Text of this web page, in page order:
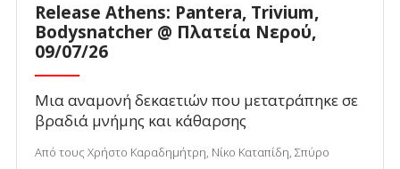
Release Athens: Pantera, Trivium,
Bodysnatcher @ Πλατεία Νερού,
09/07/26
Μια αναμονή δεκαετιών που μετατράπηκε σε
βραδιά μνήμης και κάθαρσης
Από τους Χρήστο Καραδημήτρη, Νίκο Καταπίδη, Σπύρο